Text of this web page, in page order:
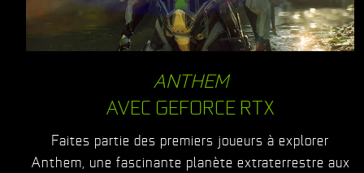
ANTHEM
AVEC GEFORCE RTX
Faites partie des premiers joueurs à explorer
Anthem, une fascinante planète extraterrestre aux